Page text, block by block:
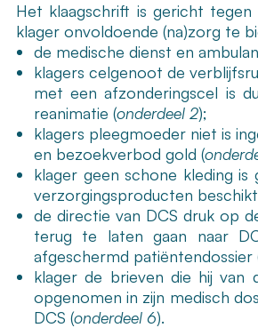
Het klaagschrift is gericht
klager onvoldoende (na)zorg te
de medische dienst en
klagers celgenoot de
met een afzonderingscel is
reanimatie (onderdeel 2);
klagers pleegmoeder niet is
en bezoekverbod gold (
klager geen schone kleding
verzorgingsproducten
de directie van DCS druk op
terug te laten gaan naar
afgeschermd patiëntendossier
klager de brieven die hij van
opgenomen in zijn medisch
DCS (onderdeel 6).